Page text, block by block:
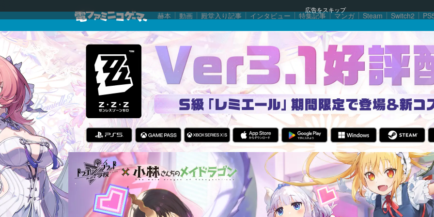
広告をスキップ
赫本 動画 殿堂入り記事 インタビュー 特集記事 マンガ Steam Switch2